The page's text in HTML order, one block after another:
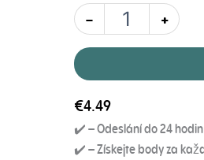
- +
€4.49
✔️ – Odeslání do 24 hodin
✔️ – Získejte body za